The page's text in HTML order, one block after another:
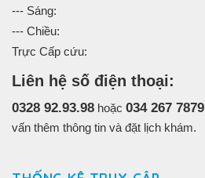
--- Sáng:
--- Chiều:
Trực Cấp cứu:
Liên hệ số điện thoại:
0328 92.93.98 hoặc 034 267 7879
vấn thêm thông tin và đặt lịch khám.